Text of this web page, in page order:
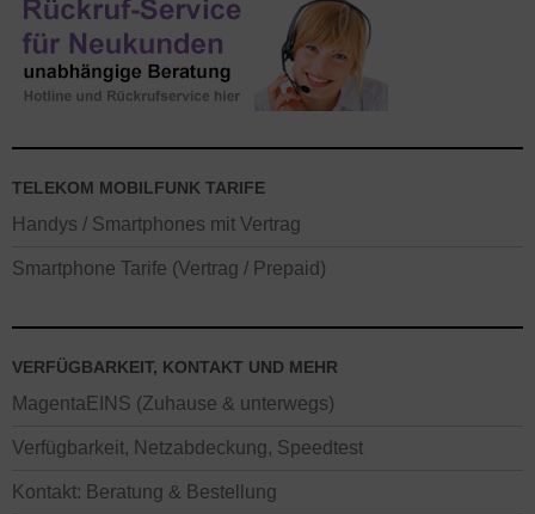
TELEKOM MOBILFUNK TARIFE
Handys / Smartphones mit Vertrag
Smartphone Tarife (Vertrag / Prepaid)
VERFÜGBARKEIT, KONTAKT UND MEHR
MagentaEINS (Zuhause & unterwegs)
Verfügbarkeit, Netzabdeckung, Speedtest
Kontakt: Beratung & Bestellung